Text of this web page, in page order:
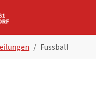
Fussball